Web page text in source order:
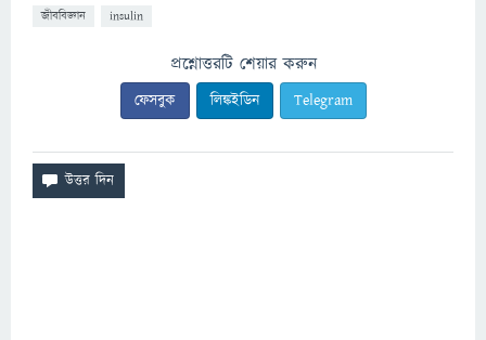
জীববিজ্ঞান insulin
প্রশ্নোত্তরটি শেয়ার করুন
ফেসবুক লিঙ্কইডিন Telegram